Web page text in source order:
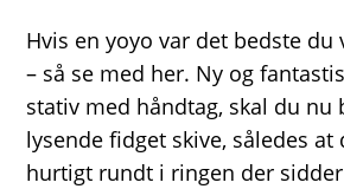
Hvis en yoyo var det bedste du
– så se med her. Ny og
stativ med håndtag, skal du nu
lysende fidget skive, således at
hurtigt rundt i ringen der